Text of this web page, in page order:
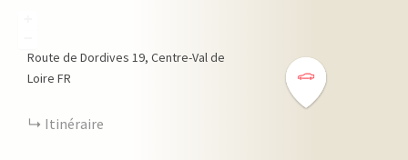
Route de Dordives 19 Centre-Val de
Loire FR
Itinéraire